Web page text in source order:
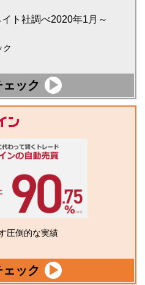
ト社調べ2020年1月～
ク
ック
圧倒的な実績
ック